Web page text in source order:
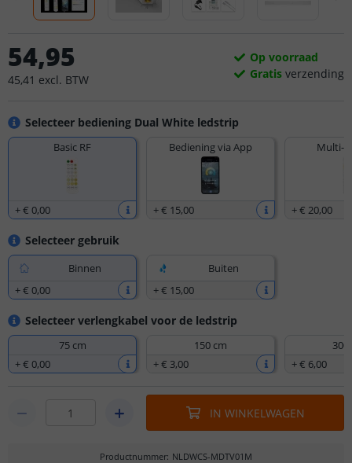
Selecteer bediening Dual White ledstrip
Basic RF
+€ 0,00
Bediening via App
+€ 15,00
Multi-
+€ 20,00
Selecteer gebruik
Binnen
+€ 0,00
Buiten
+€ 15,00
Selecteer verlengkabel voor de ledstrip
75 cm
+€ 0,00
150 cm
+€ 3,00
300
+€ 6,00
54,95
45,41 excl. BTW
Op voorraad
Gratis verzending
IN WINKELWAGEN
Productnummer: NLDWCS-MDTV01M